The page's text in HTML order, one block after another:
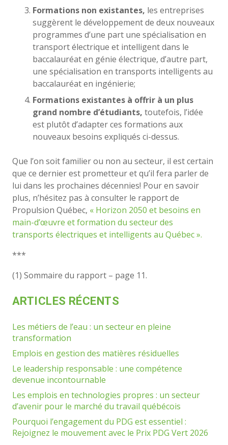
Formations non existantes, les entreprises
suggèrent le développement de deux nouveaux
programmes d’une part une spécialisation en
transport électrique et intelligent dans le
baccalauréat en génie électrique, d’autre part,
une spécialisation en transports intelligents au
baccalauréat en ingénierie;
Formations existantes à offrir à un plus
grand nombre d’étudiants, toutefois, l’idée
est plutôt d’adapter ces formations aux
nouveaux besoins expliqués ci-dessus.
Que l’on soit familier ou non au secteur, il est certain
que ce dernier est prometteur et qu’il fera parler de
lui dans les prochaines décennies! Pour en savoir
plus, n’hésitez pas à consulter le rapport de
Propulsion Québec, « Horizon 2050 et besoins en
main-d’œuvre et formation du secteur des
transports électriques et intelligents au Québec ».
***
(1) Sommaire du rapport – page 11.
ARTICLES RÉCENTS
Les métiers de l’eau : un secteur en pleine
transformation
Emplois en gestion des matières résiduelles
Le leadership responsable : une compétence
devenue incontournable
Les emplois en technologies propres : un secteur
d’avenir pour le marché du travail québécois
Pourquoi l’engagement du PDG est essentiel :
Rejoignez le mouvement avec le Prix PDG Vert 2026